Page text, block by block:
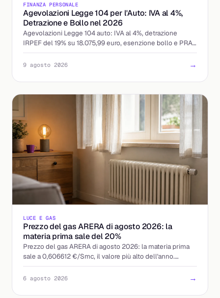
FINANZA PERSONALE
Agevolazioni Legge 104 per l'Auto: IVA al 4%,
Detrazione e Bollo nel 2026
Agevolazioni Legge 104 auto: IVA al 4%, detrazione
IRPEF del 19% su 18.075,99 euro, esenzione bollo e PRA.
Requisiti, veicoli ammessi e documenti.
9 agosto 2026 →
LUCE E GAS
Prezzo del gas ARERA di agosto 2026: la
materia prima sale del 20%
Prezzo del gas ARERA di agosto 2026: la materia prima
sale a 0,606612 €/Smc, il valore più alto dell'anno.
Quanto pesa in bolletta e cosa conviene fare.
6 agosto 2026 →